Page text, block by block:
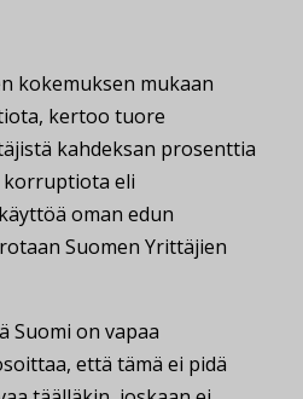
kokemuksen mukaan
kertoo tuore
kahdeksan prosenttia
korruptiota eli
oman edun
Suomen Yrittäjien
Suomi on vapaa
että tämä ei pidä